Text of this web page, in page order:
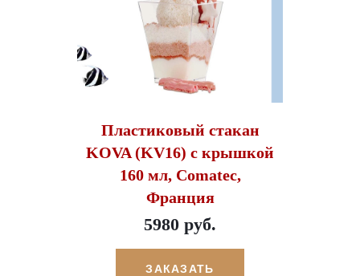
Пластиковый стакан
KOVA (KV16) с крышкой
160 мл, Comatec,
Франция
5980 руб.
ЗАКАЗАТЬ